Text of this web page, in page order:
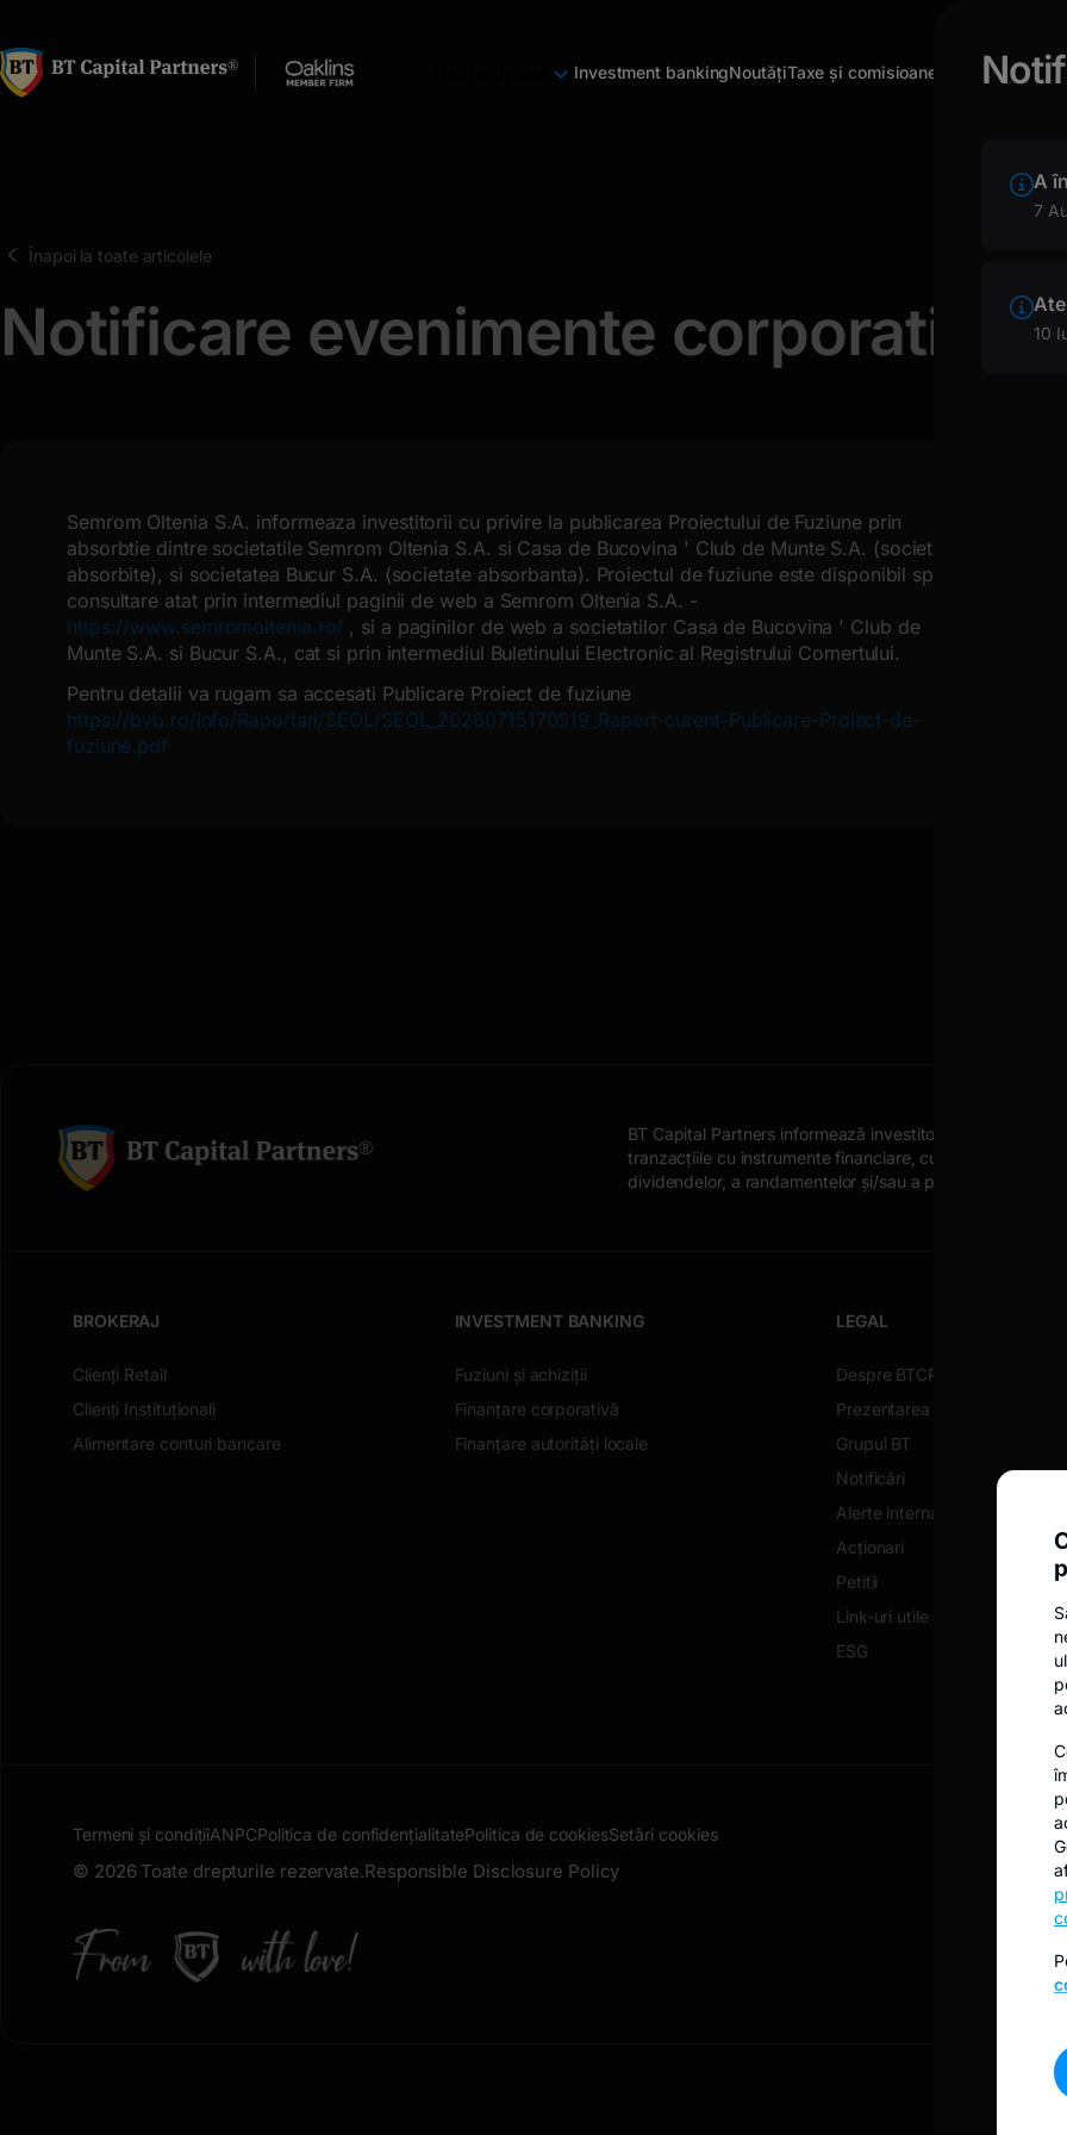
Investment bankingNoutățiTaxe și comisioane
Înapoi la toate articolele
Notificare evenimente corporative
Semrom Oltenia S.A. informeaza investitorii cu privire la publicarea Proiectului de Fuziune prin
absorbtie dintre societatile Semrom Oltenia S.A. si Casa de Bucovina ' Club de Munte S.A. (societati
absorbite), si societatea Bucur S.A. (societate absorbanta). Proiectul de fuziune este disponibil spre
consultare atat prin intermediul paginii de web a Semrom Oltenia S.A. -
https://www.semromoltenia.ro/ , si a paginilor de web a societatilor Casa de Bucovina ' Club de
Munte S.A. si Bucur S.A., cat si prin intermediul Buletinului Electronic al Registrului Comertului.
Pentru detalii va rugam sa accesati Publicare Proiect de fuziune
https://bvb.ro/info/Raportari/SEOL/SEOL_20260715170519_Raport-curent-Publicare-Proiect-de-
fuziune.pdf
BT Capital Partners informează investitorii despre
tranzacțiile cu instrumente financiare, cum ar fi:
dividendelor, a randamentelor și/sau a profiturilor,
BROKERAJ
Clienți Retail
Clienți Instituționali
Alimentare conturi bancare
INVESTMENT BANKING
Fuziuni și achiziții
Finanțare corporativă
Finanțare autorități locale
LEGAL
Despre BTCP
Prezentarea societății
Grupul BT
Notificări
Alerte internaționale
Acționari
Petitii
Link-uri utile
ESG
Termeni și condițiiANPCPolitica de confidențialitatePolitica de cookiesSetări cookies
© 2026 Toate drepturile rezervate.Responsible Disclosure Policy
A
7
10